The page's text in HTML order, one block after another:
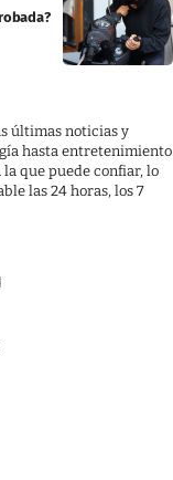
últimas noticias y
hasta entretenimiento
que puede confiar, lo
las 24 horas, los 7